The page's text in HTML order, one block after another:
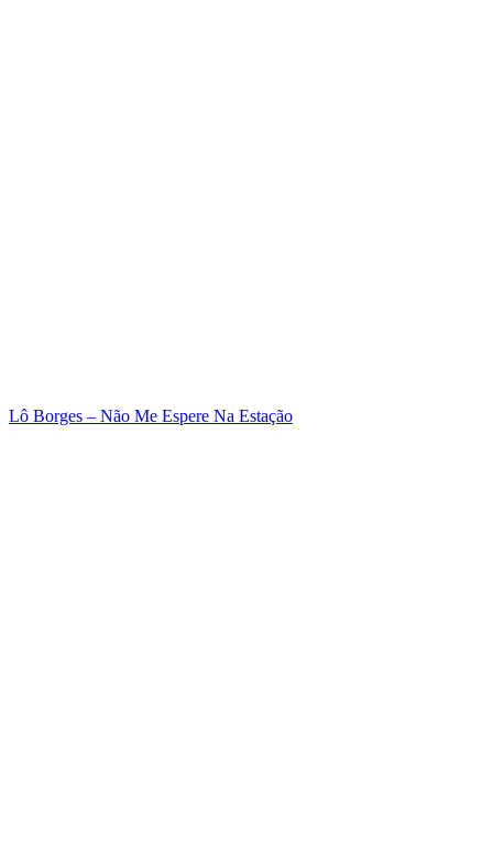
Lô Borges – Não Me Espere Na Estação